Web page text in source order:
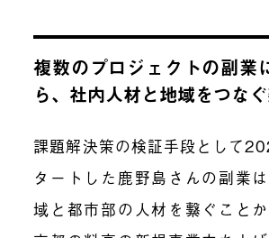
複数のプロジェクトの副業
ら、社内人材と地域をつな
課題解決策の検証手段として
タートした鹿野島さんの副業
域と都市部の人材を繋ぐことか